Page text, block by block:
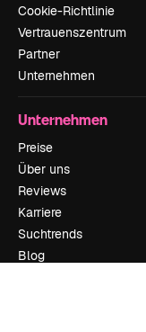
Cookie-Richtlinie
Vertrauenszentrum
Partner
Unternehmen
Unternehmen
Preise
Über uns
Reviews
Karriere
Suchtrends
Blog